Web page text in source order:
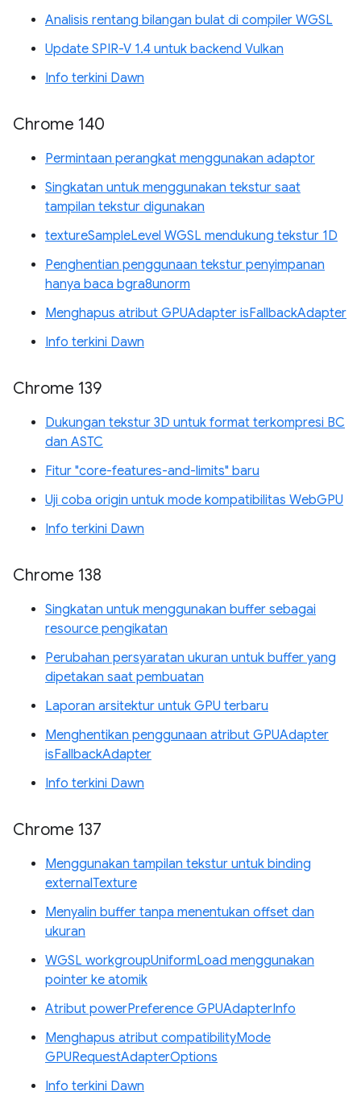
Analisis rentang bilangan bulat di compiler WGSL
Update SPIR-V 1.4 untuk backend Vulkan
Info terkini Dawn
Chrome 140
Permintaan perangkat menggunakan adaptor
Singkatan untuk menggunakan tekstur saat
tampilan tekstur digunakan
textureSampleLevel WGSL mendukung tekstur 1D
Penghentian penggunaan tekstur penyimpanan
hanya baca bgra8unorm
Menghapus atribut GPUAdapter isFallbackAdapter
Info terkini Dawn
Chrome 139
Dukungan tekstur 3D untuk format terkompresi BC
dan ASTC
Fitur "core-features-and-limits" baru
Uji coba origin untuk mode kompatibilitas WebGPU
Info terkini Dawn
Chrome 138
Singkatan untuk menggunakan buffer sebagai
resource pengikatan
Perubahan persyaratan ukuran untuk buffer yang
dipetakan saat pembuatan
Laporan arsitektur untuk GPU terbaru
Menghentikan penggunaan atribut GPUAdapter
isFallbackAdapter
Info terkini Dawn
Chrome 137
Menggunakan tampilan tekstur untuk binding
externalTexture
Menyalin buffer tanpa menentukan offset dan
ukuran
WGSL workgroupUniformLoad menggunakan
pointer ke atomik
Atribut powerPreference GPUAdapterInfo
Menghapus atribut compatibilityMode
GPURequestAdapterOptions
Info terkini Dawn